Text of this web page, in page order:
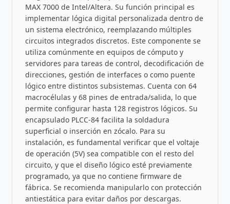
MAX 7000 de Intel/Altera. Su función principal es
implementar lógica digital personalizada dentro de
un sistema electrónico, reemplazando múltiples
circuitos integrados discretos. Este componente se
utiliza comúnmente en equipos de cómputo y
servidores para tareas de control, decodificación de
direcciones, gestión de interfaces o como puente
lógico entre distintos subsistemas. Cuenta con 64
macrocélulas y 68 pines de entrada/salida, lo que
permite configurar hasta 128 registros lógicos. Su
encapsulado PLCC-84 facilita la soldadura
superficial o inserción en zócalo. Para su
instalación, es fundamental verificar que el voltaje
de operación (5V) sea compatible con el resto del
circuito, y que el diseño lógico esté previamente
programado, ya que no contiene firmware de
fábrica. Se recomienda manipularlo con protección
antiestática para evitar daños por descargas.